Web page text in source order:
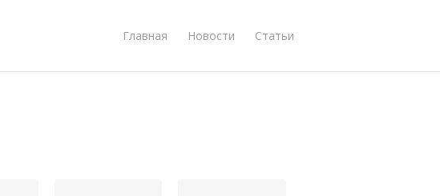
Главная Новости Статьи